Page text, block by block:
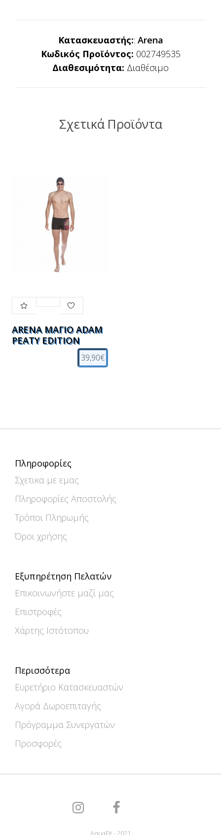
Κατασκευαστής:: Arena
Κωδικός Προϊόντος: 002749535
Διαθεσιμότητα: Διαθέσιμο
Σχετικά Προϊόντα
ARENA ΜΑΓΙΟ ADAM
PEATY EDITION
39,90€
Πληροφορίες
Σχετικα με εμας
Πληροφορίες Αποστολής
Τρόποι Πληρωμής
Όροι χρήσης
Εξυπηρέτηση Πελατών
Επικοινωνήστε μαζί μας
Επιστροφές
Χάρτης Ιστότοπου
Περισσότερα
Ευρετήριο Κατασκευαστών
Αγορά Δωροεπιταγής
Πρόγραμμα Συνεργατών
Προσφορές
AquaFit - 2021